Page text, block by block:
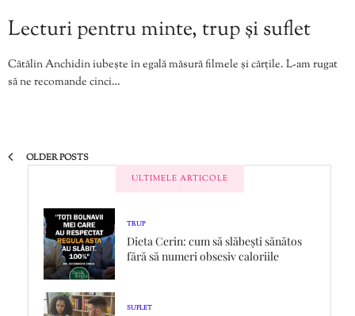
Lecturi pentru minte, trup și suflet
Cătălin Anchidin iubește în egală măsură filmele și cărțile. L-am rugat
să ne recomande cinci…
OLDER POSTS
ULTIMELE ARTICOLE
TRUP
Dieta Cerin: cum să slăbești sănătos
fără să numeri obsesiv caloriile
SUFLET